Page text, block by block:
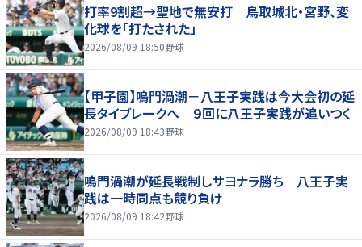
打率9割超→聖地で無安打 鳥取城北・宮野、変
化球を「打たされた」
2026/08/09 18:50野球
【甲子園】鳴門渦潮－八王子実践は今大会初の延
長タイブレークへ ９回に八王子実践が追いつく
2026/08/09 18:43野球
鳴門渦潮が延長戦制しサヨナラ勝ち 八王子実
践は一時同点も競り負け
2026/08/09 18:42野球